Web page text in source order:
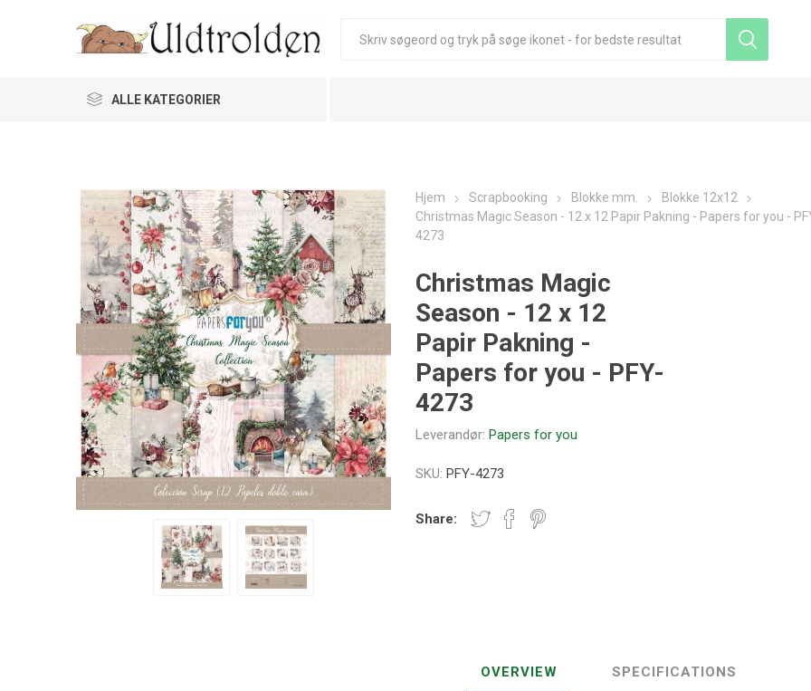
ALLE KATEGORIER
Hjem Scrapbooking Blokke mm.
Blokke 12x12
Christmas Magic Season - 12 x 12 Papir Pakning - Papers for you -
4273
Christmas Magic
Season - 12 x 12
Papir Pakning -
Papers for you - PFY-
4273
Leverandør: Papers for you
SKU: PFY-4273
Share:
OVERVIEW SPECIFICATIONS